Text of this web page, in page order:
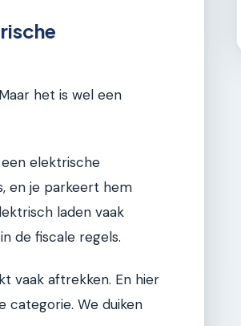
het is wel een
elektrische
en je parkeert hem
laden vaak
de fiscale regels.
vaak aftrekken. En hier
categorie. We duiken